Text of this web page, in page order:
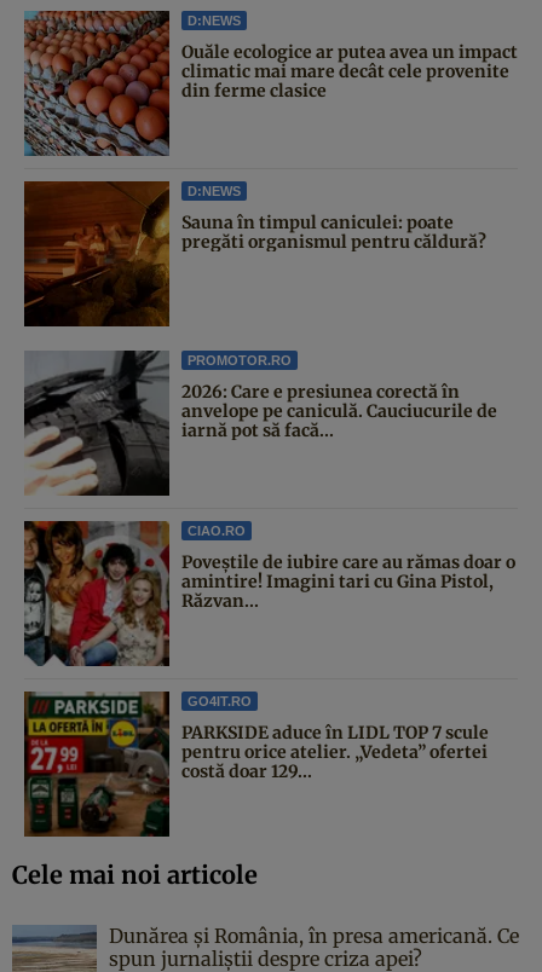
D:NEWS
Ouăle ecologice ar putea avea un impact
climatic mai mare decât cele provenite
din ferme clasice
D:NEWS
Sauna în timpul caniculei: poate
pregăti organismul pentru căldură?
PROMOTOR.RO
2026: Care e presiunea corectă în
anvelope pe caniculă. Cauciucurile de
iarnă pot să facă...
CIAO.RO
Poveştile de iubire care au rămas doar o
amintire! Imagini tari cu Gina Pistol,
Răzvan...
GO4IT.RO
PARKSIDE aduce în LIDL TOP 7 scule
pentru orice atelier. „Vedeta” ofertei
costă doar 129...
Cele mai noi articole
Dunărea și România, în presa americană. Ce
spun jurnaliștii despre criza apei?